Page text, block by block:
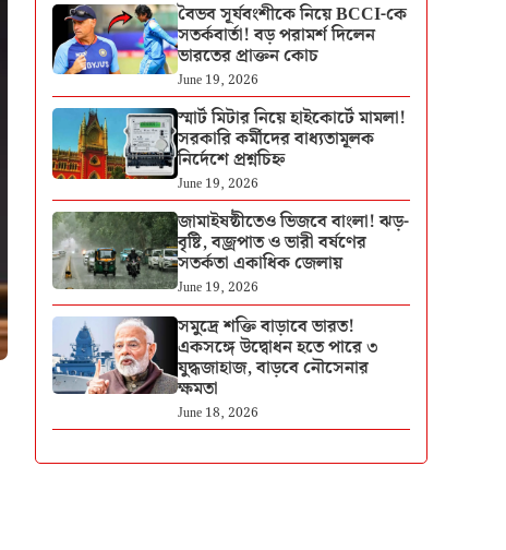
বৈভব সূর্যবংশীকে নিয়ে BCCI-কে
সতর্কবার্তা! বড় পরামর্শ দিলেন
ভারতের প্রাক্তন কোচ
June 19, 2026
স্মার্ট মিটার নিয়ে হাইকোর্টে মামলা!
সরকারি কর্মীদের বাধ্যতামূলক
নির্দেশে প্রশ্নচিহ্ন
June 19, 2026
জামাইষষ্ঠীতেও ভিজবে বাংলা! ঝড়-
বৃষ্টি, বজ্রপাত ও ভারী বর্ষণের
সতর্কতা একাধিক জেলায়
June 19, 2026
সমুদ্রে শক্তি বাড়াবে ভারত!
একসঙ্গে উদ্বোধন হতে পারে ৩
যুদ্ধজাহাজ, বাড়বে নৌসেনার
ক্ষমতা
June 18, 2026